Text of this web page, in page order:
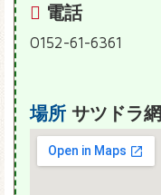
電話
0152-61-6361
場所 サツドラ